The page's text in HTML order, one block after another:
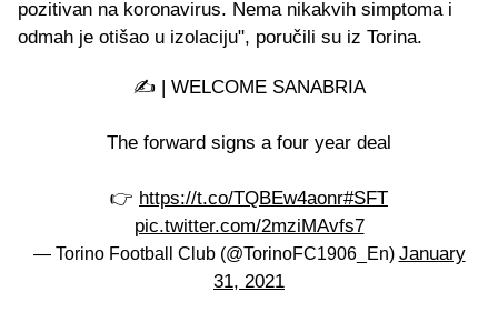
pozitivan na koronavirus. Nema nikakvih simptoma i
odmah je otišao u izolaciju", poručili su iz Torina.
✍️ | WELCOME SANABRIA
The forward signs a four year deal
👉 https://t.co/TQBEw4aonr#SFT
pic.twitter.com/2mziMAvfs7
— Torino Football Club (@TorinoFC1906_En) January
31, 2021